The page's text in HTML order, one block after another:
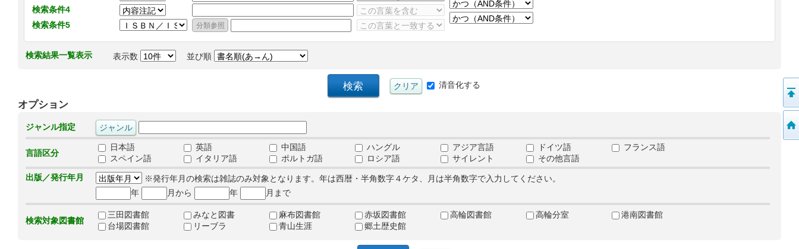
検索条件4
検索条件5
検索結果一覧表示 表示数 並び順
清音化する
オプション
ジャンル指定
言語区分
日本語 英語 中国語 ハングル アジア言語 ドイツ語
フランス語
スペイン語
イタリア語 ポルトガ語 ロシア語 サイレント
その他言語
出版／発行年月
※発行年月の検索は雑誌のみ対象となります。年は西暦・半角数字４ケタ、月は半角数字で入力してください。
年
月から 年 月まで
検索対象図書館
三田図書館 みなと図書 麻布図書館 赤坂図書館 高輪図書館 高輪分室
港南図書館
台場図書館
リーブラ 青山生涯 郷土歴史館